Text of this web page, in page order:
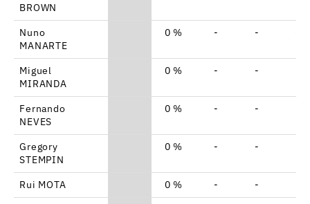
BROWN
Nuno
MANARTE
0 % - -
Miguel
MIRANDA
0 % - -
Fernando
NEVES
0 % - -
Gregory
STEMPIN
0 % - -
Rui MOTA 0 % - -